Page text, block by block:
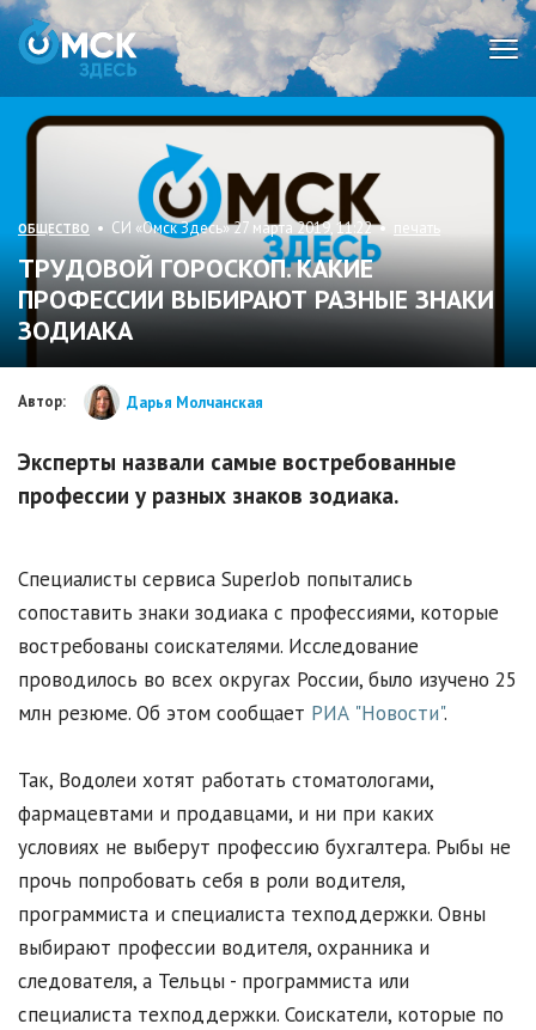
ОБЩЕСТВО • СИ «Омск Здесь» 27 марта 2019, 11:22 • печать
ТРУДОВОЙ ГОРОСКОП. КАКИЕ
ПРОФЕССИИ ВЫБИРАЮТ РАЗНЫЕ ЗНАКИ
ЗОДИАКА
Автор: Дарья Молчанская
Эксперты назвали самые востребованные
профессии у разных знаков зодиака.
Специалисты сервиса SuperJob попытались
сопоставить знаки зодиака с профессиями, которые
востребованы соискателями. Исследование
проводилось во всех округах России, было изучено 25
млн резюме. Об этом сообщает РИА "Новости".
Так, Водолеи хотят работать стоматологами,
фармацевтами и продавцами, и ни при каких
условиях не выберут профессию бухгалтера. Рыбы не
прочь попробовать себя в роли водителя,
программиста и специалиста техподдержки. Овны
выбирают профессии водителя, охранника и
следователя, а Тельцы - программиста или
специалиста техподдержки. Соискатели, которые по